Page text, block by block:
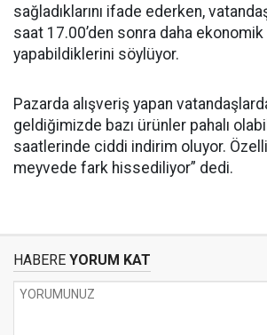
sağladıklarını ifade ederken,
saat 17.00’den sonra daha ekonomik
yapabildiklerini söylüyor.
Pazarda alışveriş yapan
geldiğimizde bazı ürünler pahalı
saatlerinde ciddi indirim oluyor.
meyvede fark hissediliyor” dedi.
HABERE YORUM KAT